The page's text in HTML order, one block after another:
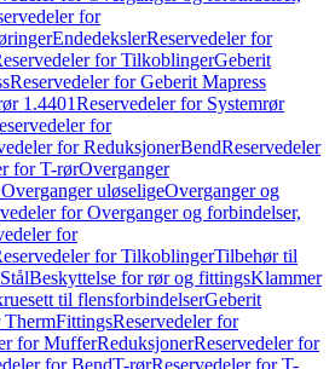
for
EndedekslerReservedeler for
for TilkoblingerGeberit
Reservedeler for Geberit Mapress
1.4401Reservedeler for Systemrør
for
for ReduksjonerBendReservedeler
for T-rørOverganger
uløseligeOverganger og
for Overganger og forbindelser,
for
for TilkoblingerTilbehør til
Beskyttelse for rør og fittingsKlammer
til flensforbindelserGeberit
ThermFittingsReservedeler for
for MufferReduksjonerReservedeler for
for BendT-rørReservedeler for T-